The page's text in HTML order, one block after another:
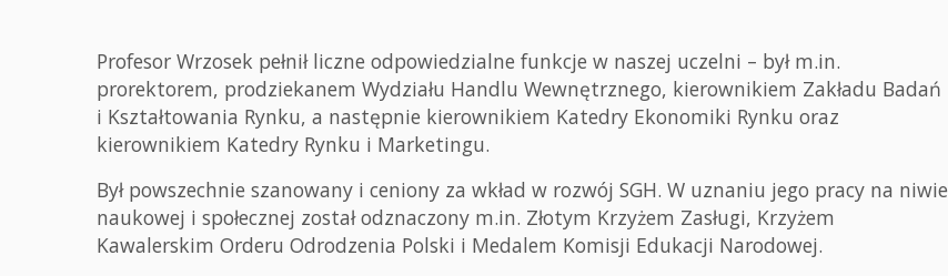
Profesor Wrzosek pełnił liczne odpowiedzialne funkcje w naszej uczelni – był m.in.
prorektorem, prodziekanem Wydziału Handlu Wewnętrznego, kierownikiem Zakładu Badań
i Kształtowania Rynku, a następnie kierownikiem Katedry Ekonomiki Rynku oraz
kierownikiem Katedry Rynku i Marketingu.
Był powszechnie szanowany i ceniony za wkład w rozwój SGH. W uznaniu jego pracy na niwie
naukowej i społecznej został odznaczony m.in. Złotym Krzyżem Zasługi, Krzyżem
Kawalerskim Orderu Odrodzenia Polski i Medalem Komisji Edukacji Narodowej.